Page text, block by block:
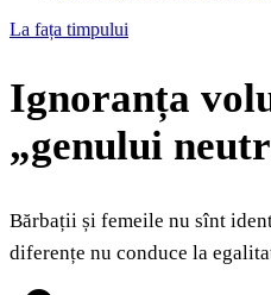
La fața timpului
Ignoranța
„genului
Bărbații și femeile nu sînt
diferențe nu conduce la